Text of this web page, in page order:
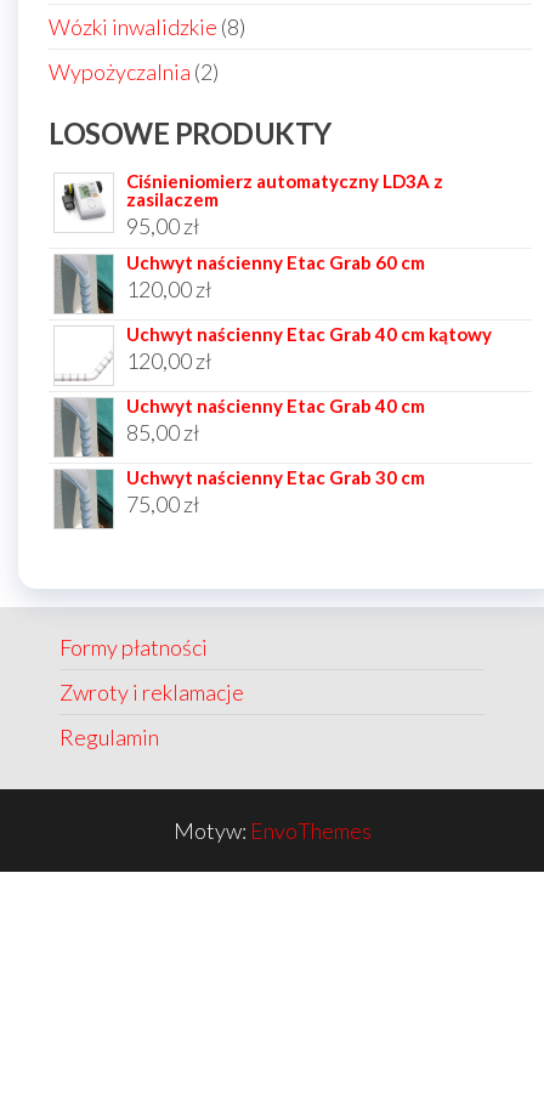
produktów
Wózki inwalidzkie 88
Wypożyczalnia 22
LOSOWE PRODUKTY
Ciśnieniomierz automatyczny LD3A z
zasilaczem
95,00zł
Uchwyt naścienny Etac Grab 60 cm
120,00zł
Uchwyt naścienny Etac Grab 40 cm kątowy
120,00zł
Uchwyt naścienny Etac Grab 40 cm
85,00zł
Uchwyt naścienny Etac Grab 30 cm
75,00zł
Formy płatności
Zwroty i reklamacje
Regulamin
Motyw: EnvoThemes